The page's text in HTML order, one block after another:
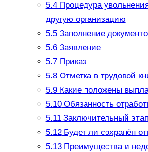
5.4Процедура
другую организацию
5.5Заполнение
5.6Заявление
5.7Приказ
5.8Отметка в трудовой
5.9Какие положены
5.10Обязанность
5.11Заключительный этап
5.12Будет ли сохранён
5.13Преимущества и